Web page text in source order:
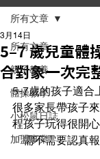
所有文章
親子教養
體操教學
小松鼠日誌
加盟事業
所有文章
5–7 歲兒童體
合對象一次完
3月14日
5-7歲的孩子適合
很多家長帶孩子
程孩子玩得很開
「需不需要認真報